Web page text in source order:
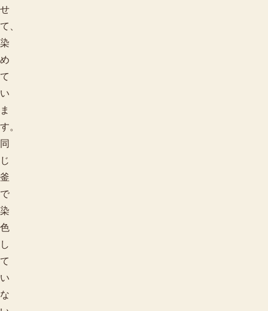
せ
て、
染
め
て
い
ま
す。
同
じ
釜
で
染
色
し
て
い
な